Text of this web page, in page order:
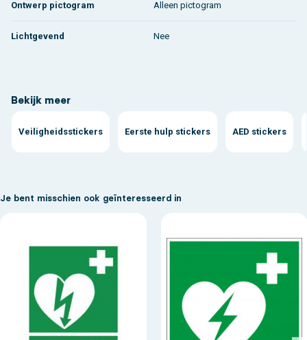
Ontwerp pictogram Alleen pictogram
Lichtgevend Nee
Bekijk meer
Veiligheidsstickers Eerste hulp stickers AED stickers
Je bent misschien ook geïnteresseerd in